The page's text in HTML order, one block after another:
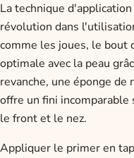
La technique
révolution dans
comme les joues, le bout
optimale avec la peau
revanche, une éponge
offre un fini
le front et le nez.
Appliquer le primer en